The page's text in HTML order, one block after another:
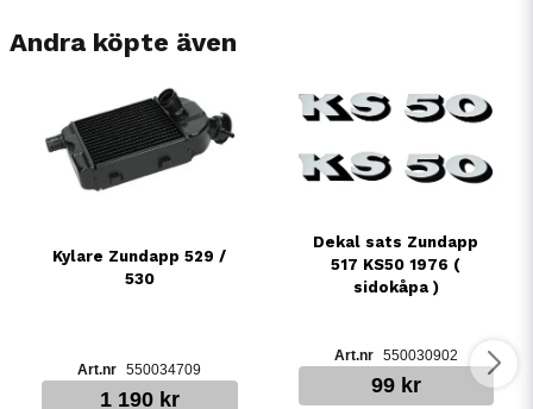
Andra köpte även
Kylare Zundapp 529 /
530
550034709
1 190 kr
Dekal sats Zundapp
517 KS50 1976 (
sidokåpa )
550030902
99 kr